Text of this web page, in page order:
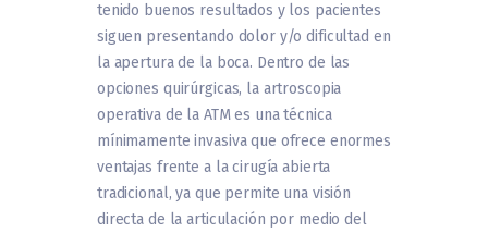
tenido buenos resultados y los pacientes
siguen presentando dolor y/o dificultad en
la apertura de la boca. Dentro de las
opciones quirúrgicas, la artroscopia
operativa de la ATM es una técnica
mínimamente invasiva que ofrece enormes
ventajas frente a la cirugía abierta
tradicional, ya que permite una visión
directa de la articulación por medio del